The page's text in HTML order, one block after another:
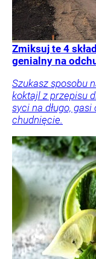
Zmiksuj te 4
genialny na
Szukasz sposobu
koktajl z przepisu
syci na długo, gasi
chudnięcie.